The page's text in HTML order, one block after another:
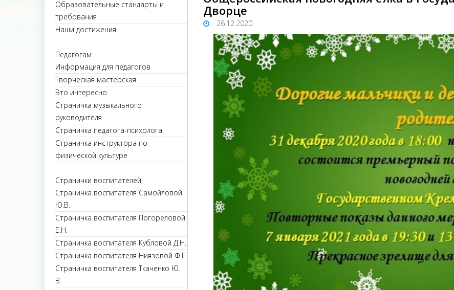
Образовательные стандарты и
требования
Наши достижения
Педагогам
Информация для педагогов
Творческая мастерская
Это интересно
Страничка музыкального
руководителя
Страничка педагога-психолога
Страничка инструктора по
физической культуре
Странички воспитателей
Страничка воспитателя Самойловой
Ю.В.
Страничка воспитателя Погореловой
Е.Н.
Страничка воспитателя Кубловой Д.Н.
Страничка воспитателя Ниязовой Ф.Г.
Страничка воспитателя Ткаченко Ю.
В.
Дворце
26.12.2020